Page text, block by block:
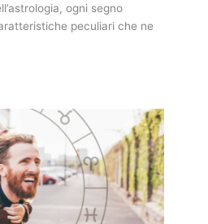
ogni segno
peculiari che ne